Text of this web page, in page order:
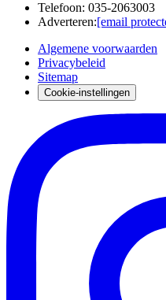
Telefoon: 035-2063003
Adverteren:[email
Algemene voorwaarden
Privacybeleid
Sitemap
Cookie-instellingen